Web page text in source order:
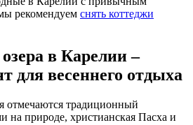
рекомендуем снять коттеджи
в Карелии –
для весеннего отдыха
отмечаются традиционный
природе, христианская Пасха и